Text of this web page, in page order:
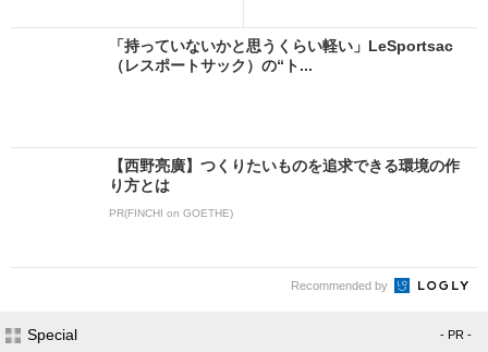
「持っていないかと思うくらい軽い」LeSportsac
（レスポートサック）の“ト...
【西野亮廣】つくりたいものを追求できる環境の作
り方とは
PR(FINCHI on GOETHE)
Recommended by
Special - PR -